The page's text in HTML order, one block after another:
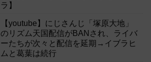
ラ】
【youtube】にじさんじ「塚原大地」
のリズム天国配信がBANされ、ライバ
ーたちが次々と配信を延期→イブラヒ
ムと葛葉は続行